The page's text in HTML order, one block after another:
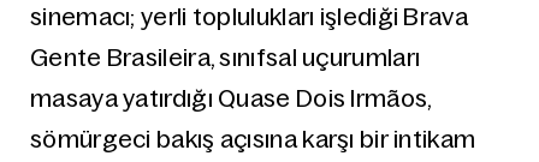
sinemacı; yerli toplulukları işlediği Brava
Gente Brasileira, sınıfsal uçurumları
masaya yatırdığı Quase Dois Irmãos,
sömürgeci bakış açısına karşı bir intikam